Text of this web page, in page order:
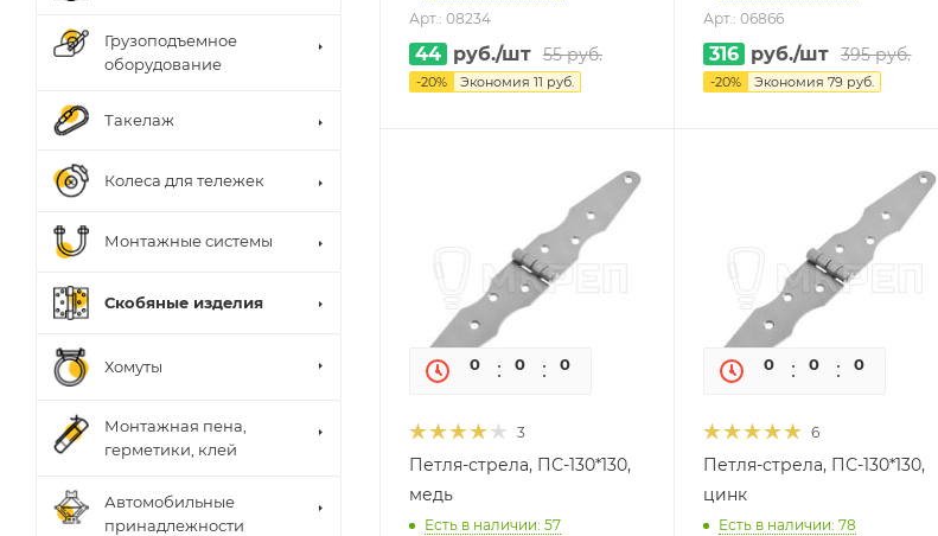
Арт.: 08234
44 руб./шт 55руб.
-20% Экономия 11 руб.
Арт.: 06866
316 руб./шт 395руб.
-20% Экономия79 руб.
0 0 0
3
Петля-стрела, ПС-130*130,
медь
Есть в наличии: 57
0 0 0
6
Петля-стрела, ПС-130*130,
цинк
Есть в наличии: 78
Грузоподъемное
оборудование
Такелаж
Колеса для тележек
Монтажные системы
Скобяные изделия
Хомуты
Монтажная пена,
герметики, клей
Автомобильные
принадлежности